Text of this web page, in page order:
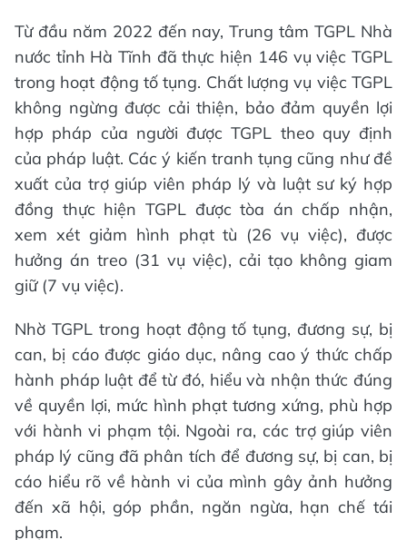
Từ đầu năm 2022 đến nay, Trung tâm TGPL Nhà
nước tỉnh Hà Tĩnh đã thực hiện 146 vụ việc TGPL
trong hoạt động tố tụng. Chất lượng vụ việc TGPL
không ngừng được cải thiện, bảo đảm quyền lợi
hợp pháp của người được TGPL theo quy định
của pháp luật. Các ý kiến tranh tụng cũng như đề
xuất của trợ giúp viên pháp lý và luật sư ký hợp
đồng thực hiện TGPL được tòa án chấp nhận,
xem xét giảm hình phạt tù (26 vụ việc), được
hưởng án treo (31 vụ việc), cải tạo không giam
giữ (7 vụ việc).
Nhờ TGPL trong hoạt động tố tụng, đương sự, bị
can, bị cáo được giáo dục, nâng cao ý thức chấp
hành pháp luật để từ đó, hiểu và nhận thức đúng
về quyền lợi, mức hình phạt tương xứng, phù hợp
với hành vi phạm tội. Ngoài ra, các trợ giúp viên
pháp lý cũng đã phân tích để đương sự, bị can, bị
cáo hiểu rõ về hành vi của mình gây ảnh hưởng
đến xã hội, góp phần, ngăn ngừa, hạn chế tái
phạm.